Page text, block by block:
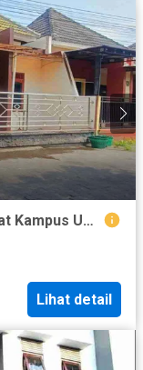
Rumah Bagus Cluster Strategis delat Kampus UMS dan Goro Assalam
Lihat detail